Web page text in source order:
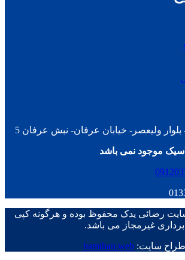
ولیعصر- خیابان عرفان- نبش عرفان 5
موجود نمی باشد
رضائی یدک محفوظ بوده و هرگونه کپی
برداری غیرمجاز می باشد.
طراح سایت:hamihan.web